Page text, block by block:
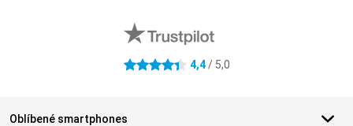
4.4 hvězdičky4,4/ 5,0
Oblíbené smartphones